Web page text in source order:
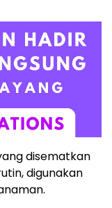
disematkan
digunakan